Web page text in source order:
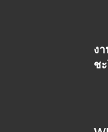
ง
ช